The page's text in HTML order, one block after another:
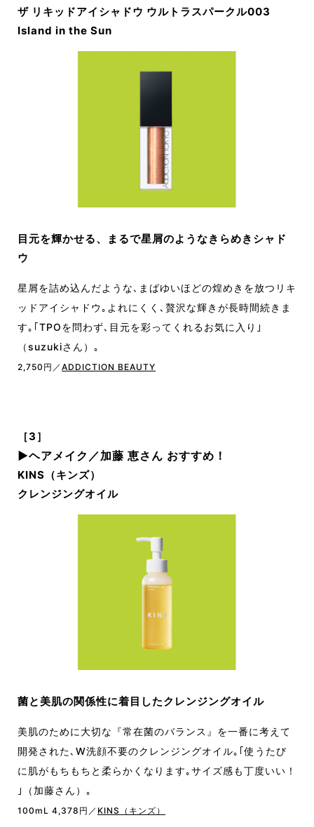
ザ リキッドアイシャドウ ウルトラスパークル003
Island in the Sun
目元を輝かせる、まるで星屑のようなきらめきシャド
ウ
星屑を詰め込んだような､まばゆいほどの煌めきを放つリキ
ッドアイシャドウ｡よれにくく､贅沢な輝きが長時間続きま
す｡｢TPOを問わず､目元を彩ってくれるお気に入り｣
（suzukiさん）｡
2,750円／ ADDICTION BEAUTY
［3］
▶︎ヘアメイク／加藤 恵さん おすすめ！
KINS（キンズ）
クレンジングオイル
菌と美肌の関係性に着目したクレンジングオイル
美肌のために大切な『常在菌のバランス』を一番に考えて
開発された､W洗顔不要のクレンジングオイル｡｢使うたび
に肌がもちもちと柔らかくなります｡サイズ感も丁度いい！
｣（加藤さん）｡
100mL 4,378円／ KINS（キンズ）